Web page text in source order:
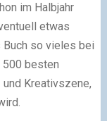
im Halbjahr
etwas
so vieles bei
500 besten
und Kreativszene,